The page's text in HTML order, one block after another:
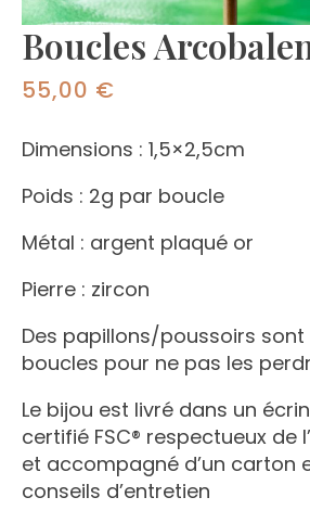
Boucles
55,00 €
Dimensions : 1,5×2,5cm
Poids : 2g par boucle
Métal : argent plaqué or
Pierre : zircon
Des papillons/poussoirs
boucles pour ne pas les
Le bijou est livré dans un
certifié FSC® respectueux de
et accompagné d’un carton
conseils d’entretien